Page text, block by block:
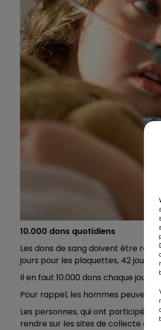
10.000 dons quotidiens
Les dons de sang doivent être
jours pour les plaquettes, 42 jours
Il en faut 10.000 dons chaque jour
Pour rappel, les hommes peuvent
Les personnes, qui ont participé à
rendre sur les sites de collecte dès
FM BEST OF